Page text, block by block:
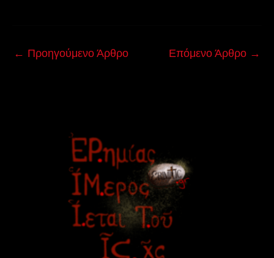
← Προηγούμενο Άρθρο Επόμενο Άρθρο →